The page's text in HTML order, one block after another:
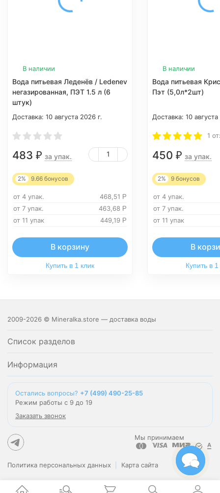
В наличии
Вода питьевая Леденёв / Ledenev
негазированная, ПЭТ 1.5 л (6
штук)
Доставка: 10 августа 2026 г.
483 ₽ за упак.
2% 9.66 бонусов
от 4 упак. 468,51 Р
от 7 упак. 463,68 Р
от 11 упак 449,19 Р
В корзину
Купить в 1 клик
В наличии
Вода питьевая
Пэт (5,0л*2шт)
Доставка: 10
1
450 ₽ за упак.
2% 9 бонусов
от 4 упак.
от 7 упак.
от 11 упак
В
Купить в 1
2009-2026 © Mineralka.store — доставка воды
Список разделов
Информация
Остались вопросы? +7 (499) 490-25-85
Режим работы с 9 до 19
Заказать звонок
Мы принимаем
Политика персональных данных Карта сайта